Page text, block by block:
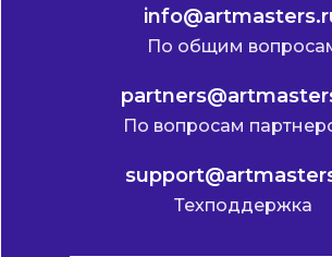
По вопросам
По общим
Техподдержка